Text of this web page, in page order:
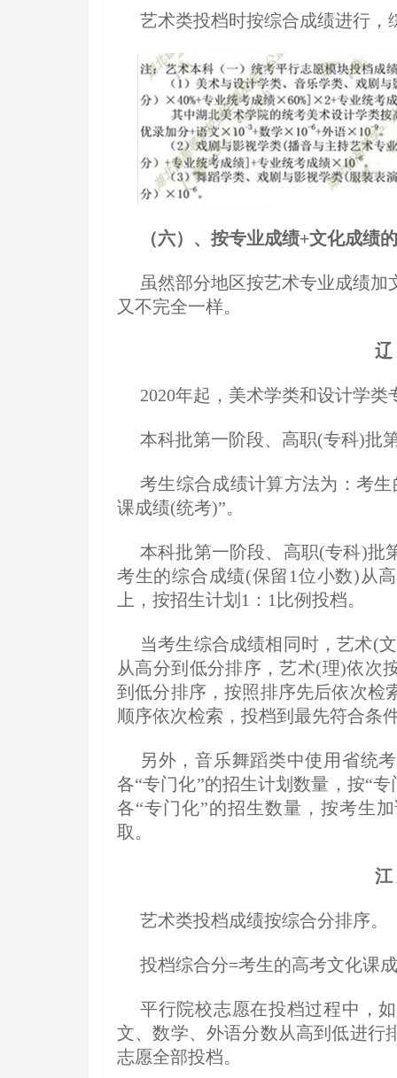
艺术类投档时按综合成绩进行，
（六）、按专业成绩+文化成绩
虽然部分地区按艺术专业成绩
又不完全一样。
辽
2020年起，美术学类和设计学
本科批第一阶段、高职(专科)批
考生综合成绩计算方法为：考
课成绩(统考)”。
本科批第一阶段、高职(专科)批
考生的综合成绩(保留1位小数)从
上，按招生计划1：1比例投档。
当考生综合成绩相同时，艺术(
从高分到低分排序，艺术(理)依次
到低分排序，按照排序先后依次检
顺序依次检索，投档到最先符合条
另外，音乐舞蹈类中使用省统
各“专门化”的招生计划数量，按“
各“专门化”的招生数量，按考生
取。
江
艺术类投档成绩按综合分排序。
投档综合分=考生的高考文化课
平行院校志愿在投档过程中，
文、数学、外语分数从高到低进行
志愿全部投档。